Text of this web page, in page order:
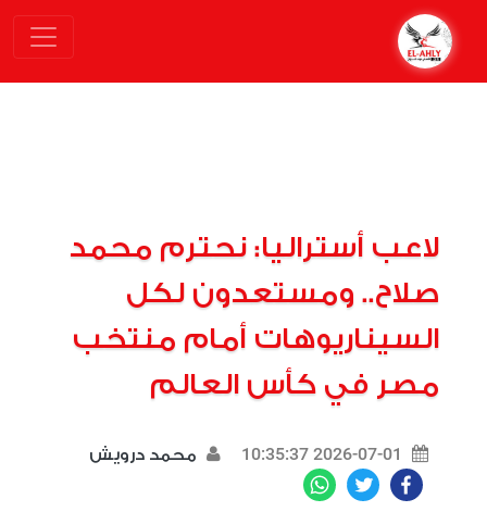
لاعب أستراليا: نحترم محمد
صلاح.. ومستعدون لكل
السيناريوهات أمام منتخب
مصر في كأس العالم
2026-07-01 10:35:37 محمد درويش
Facebook
Twitter